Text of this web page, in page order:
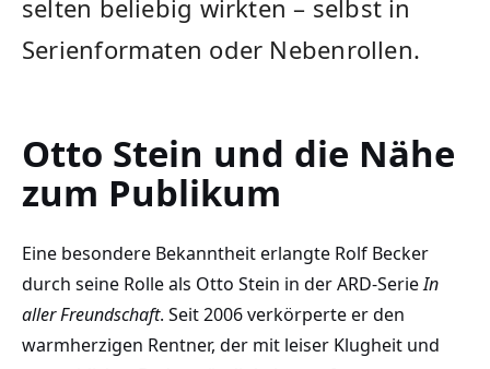
selten beliebig wirkten – selbst in
Serienformaten oder Nebenrollen.
Otto Stein und die Nähe
zum Publikum
Eine besondere Bekanntheit erlangte Rolf Becker
durch seine Rolle als Otto Stein in der ARD-SerieIn
aller Freundschaft. Seit 2006 verkörperte er den
warmherzigen Rentner, der mit leiser Klugheit und